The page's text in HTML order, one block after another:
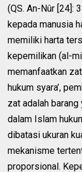
(QS. An-Nûr [24]:
kepada manusia
memiliki harta
kepemilikan (al-
memanfaatkan
hukum syara’,
zat adalah
dalam Islam
dibatasi ukuran
mekanisme
proporsional.